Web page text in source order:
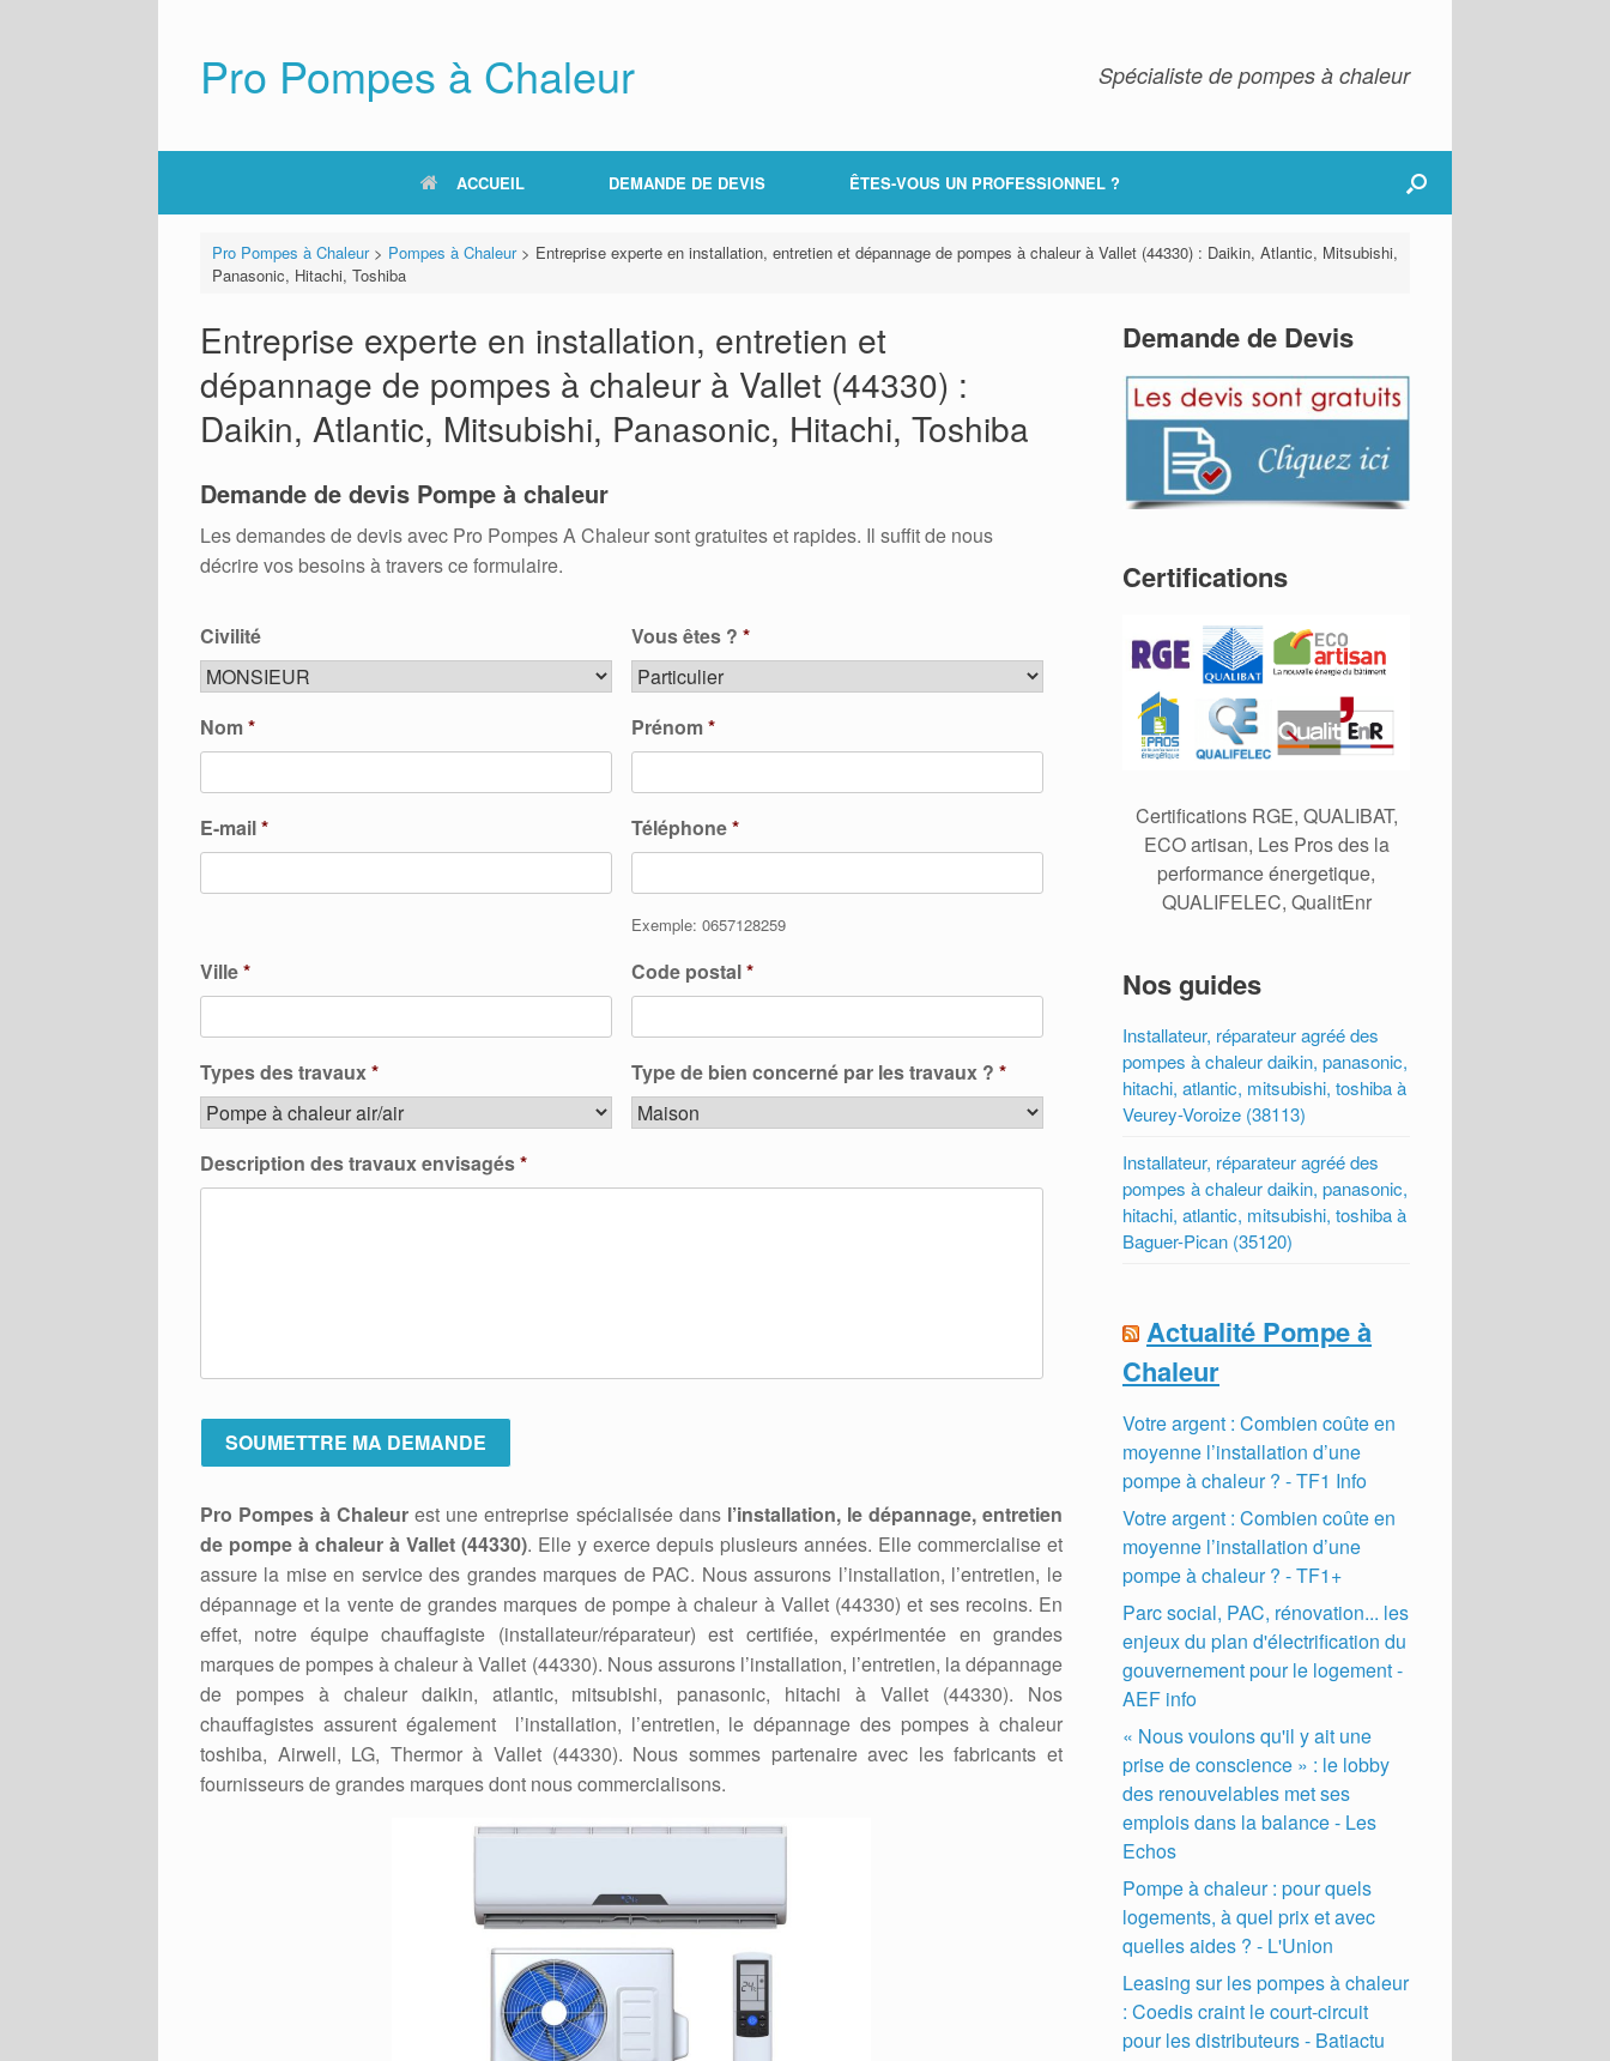
Pro Pompes à Chaleur Spécialiste de pompes à chaleur
ACCUEIL DEMANDE DE DEVIS ÊTES-VOUS UN PROFESSIONNEL ?
Pro Pompes à Chaleur> Pompes à Chaleur> Entreprise experte en installation, entretien et dépannage de pompes à chaleur à Vallet (44330) : Daikin, Atlantic, Mitsubishi,
Panasonic, Hitachi, Toshiba
Entreprise experte en installation, entretien et
dépannage de pompes à chaleur à Vallet (44330) :
Daikin, Atlantic, Mitsubishi, Panasonic, Hitachi, Toshiba
Demande de devis Pompe à chaleur
Les demandes de devis avec Pro Pompes A Chaleur sont gratuites et rapides. Il suffit de nous
décrire vos besoins à travers ce formulaire.
Civilité Vous êtes ? *
Nom* Prénom*
E-mail* Téléphone*
Exemple: 0657128259
Ville* Code postal*
Types des travaux* Type de bien concerné par les travaux ? *
Description des travaux envisagés*
Pro Pompes à Chaleur est une entreprise spécialisée dans l’installation, le dépannage, entretien
de pompe à chaleur à Vallet (44330). Elle y exerce depuis plusieurs années. Elle commercialise et
assure la mise en service des grandes marques de PAC. Nous assurons l’installation, l’entretien, le
dépannage et la vente de grandes marques de pompe à chaleur à Vallet (44330) et ses recoins. En
effet, notre équipe chauffagiste (installateur/réparateur) est certifiée, expérimentée en grandes
marques de pompes à chaleur à Vallet (44330). Nous assurons l’installation, l’entretien, la dépannage
de pompes à chaleur daikin, atlantic, mitsubishi, panasonic, hitachi à Vallet (44330). Nos
chauffagistes assurent également l’installation, l’entretien, le dépannage des pompes à chaleur
toshiba, Airwell, LG, Thermor à Vallet (44330). Nous sommes partenaire avec les fabricants et
fournisseurs de grandes marques dont nous commercialisons.
Demande de Devis
Certifications
Certifications RGE, QUALIBAT,
ECO artisan, Les Pros des la
performance énergetique,
QUALIFELEC, QualitEnr
Nos guides
Installateur, réparateur agréé des
pompes à chaleur daikin, panasonic,
hitachi, atlantic, mitsubishi, toshiba à
Veurey-Voroize (38113)
Installateur, réparateur agréé des
pompes à chaleur daikin, panasonic,
hitachi, atlantic, mitsubishi, toshiba à
Baguer-Pican (35120)
Actualité Pompe à
Chaleur
Votre argent : Combien coûte en
moyenne l’installation d’une
pompe à chaleur ? - TF1 Info
Votre argent : Combien coûte en
moyenne l’installation d’une
pompe à chaleur ? - TF1+
Parc social, PAC, rénovation... les
enjeux du plan d'électrification du
gouvernement pour le logement -
AEF info
« Nous voulons qu'il y ait une
prise de conscience » : le lobby
des renouvelables met ses
emplois dans la balance - Les
Echos
Pompe à chaleur : pour quels
logements, à quel prix et avec
quelles aides ? - L'Union
Leasing sur les pompes à chaleur
: Coedis craint le court-circuit
pour les distributeurs - Batiactu